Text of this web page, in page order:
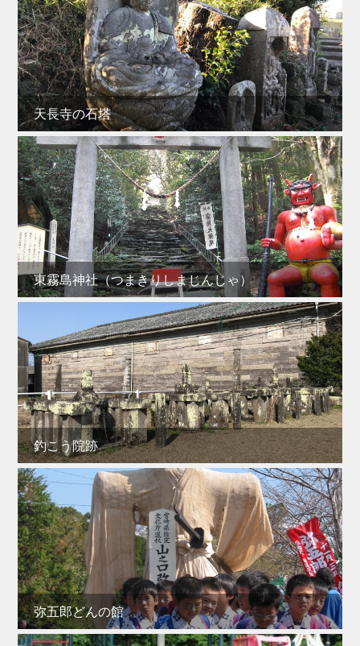
天長寺の石塔
東霧島神社（つまきりしまじんじゃ）
釣こう院跡
弥五郎どんの館